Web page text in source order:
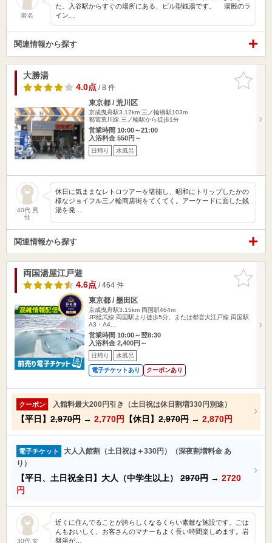
匿名
た。入谷駅からすぐの場所にある、ビル型銭湯です。 湯殿のラ
イン…
関連情報から探す
お気に入
りに追加
大勝湯
4.0点/ 8 件
東京都 / 荒川区
京成曳舟駅3.12km 三ノ輪橋駅103m
都電荒川線 三ノ輪駅から徒歩1分
営業時間 10:00～21:00
入浴料金 550円～
日帰り 水風呂
40代 男
性
休日に気ままなレトロツアーを堪能し、昭和にトリップしたかの
様なジョイフル三ノ輪商店街をてくてく。アーケードに面した銭
湯を発…
関連情報から探す
お気に入
りに追加
両国湯屋江戸遊
4.6点/ 464 件
東京都 / 墨田区
京成曳舟駅3.15km 両国駅464m
JR総武線 両国駅より徒歩5分、または都営大江戸線 両国駅
A3・A4…
営業時間 10:00～翌8:30
入浴料金 2,400円～
日帰り 水風呂
電子チケットあり クーポンあり
クーポン 入館料最大200円引き（土日祝は休日割増330円別途）
【平日】 2,970円 → 2,770円 【休日】 2,970円 → 2,870円
電子チケット
大人入館割（土日祝は＋330円）（深夜割増料金 あ
り）
【平日、土日祝全日】大人（中学生以上） 2970円 → 2720
円
30代 女
近くに住んでることが誇らしくなるくらい素敵な施設です。ごは
んもおいしく、お客さんのマナーもよく長い時間楽しめます。岩
盤浴が…